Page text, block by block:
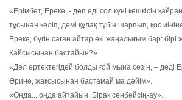
«Ерімбет, Ереке, - деп еді сол күні кешкісін
тұсынан келіп, демі құлақ түбін шарпып, қос
Ереке, бүгін саған айтар екі жаңалығым бар: бірі
Қайсысынан бастайын?»
«Дәл ертектегідей болды ғой мына сөзің, – деді
Әрине, жақсысынан бастамай ма дәйім».
«Онда... онда айтайын. Бірақ сенбейсің-ау».